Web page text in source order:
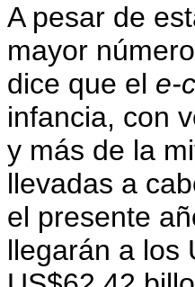
A pesar de
mayor
dice que el e-
infancia, con
y más de la
llevadas a
el presente
llegarán a los